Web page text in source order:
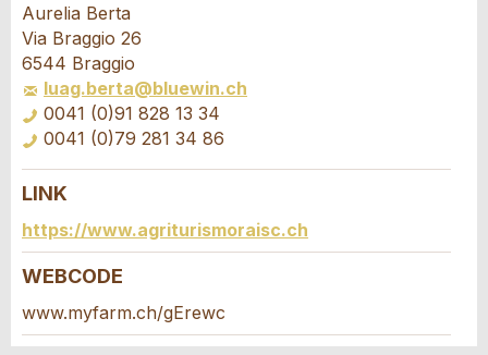
Ihr Feedback wird sehr geschätzt!
Allgemeines Feedback
Anzeige nicht mehr gültig
Anzeige unvollständig
Empfehlen Sie diese Anzeige an Freunde weiter.
* Eingabe erforderlich
Aurelia Berta
Via Braggio 26
6544 Braggio
luag.berta@bluewin.ch
0041 (0)91 828 13 34
0041 (0)79 281 34 86
Buchungsanfrage
Verfassen Sie eine Nachricht für die
Kontaktpersonen dieser Anzeige.
LINK
https://www.agriturismoraisc.ch
WEBCODE
www.myfarm.ch/gErewc